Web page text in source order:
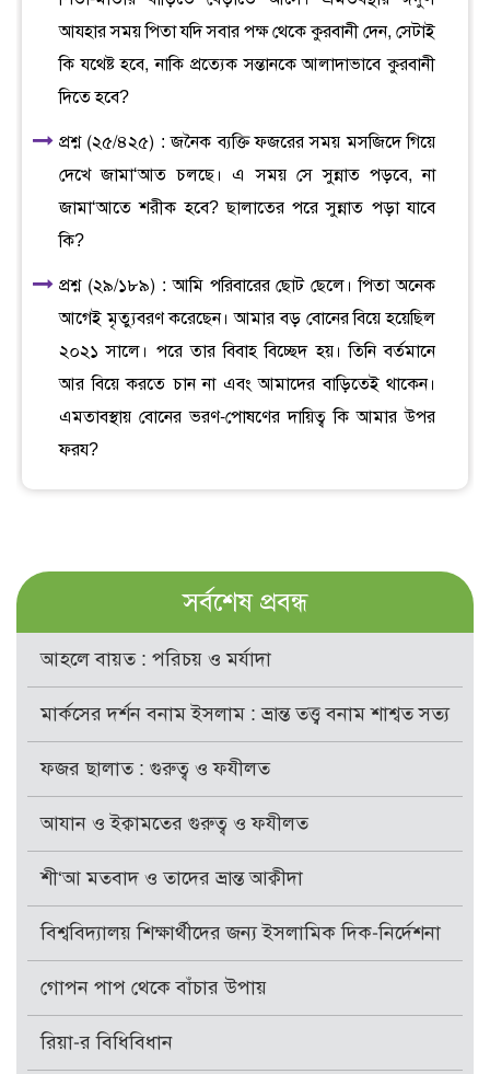
আযহার সময় পিতা যদি সবার পক্ষ থেকে কুরবানী দেন, সেটাই
কি যথেষ্ট হবে, নাকি প্রত্যেক সন্তানকে আলাদাভাবে কুরবানী
দিতে হবে?
প্রশ্ন (২৫/৪২৫) : জনৈক ব্যক্তি ফজরের সময় মসজিদে গিয়ে
দেখে জামা‘আত চলছে। এ সময় সে সুন্নাত পড়বে, না
জামা‘আতে শরীক হবে? ছালাতের পরে সুন্নাত পড়া যাবে
কি?
প্রশ্ন (২৯/১৮৯) : আমি পরিবারের ছোট ছেলে। পিতা অনেক
আগেই মৃত্যুবরণ করেছেন। আমার বড় বোনের বিয়ে হয়েছিল
২০২১ সালে। পরে তার বিবাহ বিচ্ছেদ হয়। তিনি বর্তমানে
আর বিয়ে করতে চান না এবং আমাদের বাড়িতেই থাকেন।
এমতাবস্থায় বোনের ভরণ-পোষণের দায়িত্ব কি আমার উপর
ফরয?
সর্বশেষ প্রবন্ধ
আহলে বায়ত : পরিচয় ও মর্যাদা
মার্কসের দর্শন বনাম ইসলাম : ভ্রান্ত তত্ত্ব বনাম শাশ্বত সত্য
ফজর ছালাত : গুরুত্ব ও ফযীলত
আযান ও ইক্বামতের গুরুত্ব ও ফযীলত
শী‘আ মতবাদ ও তাদের ভ্রান্ত আক্বীদা
বিশ্ববিদ্যালয় শিক্ষার্থীদের জন্য ইসলামিক দিক-নির্দেশনা
গোপন পাপ থেকে বাঁচার উপায়
রিয়া-র বিধিবিধান